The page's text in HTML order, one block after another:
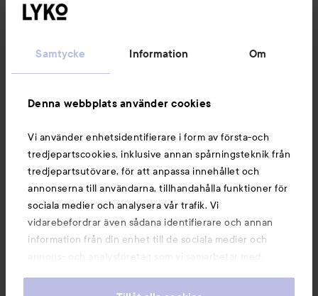
Samtycke Information Om
Denna webbplats använder cookies
Vi använder enhetsidentifierare i form av första-och
tredjepartscookies, inklusive annan spårningsteknik från
tredjepartsutövare, för att anpassa innehållet och
annonserna till användarna, tillhandahålla funktioner för
sociala medier och analysera vår trafik. Vi
vidarebefordrar även sådana identifierare och annan
information från din enhet till de sociala medier och
annons- och analysföretag som vi samarbetar med.
information som du har tillhandahållit eller som de har
Du kanske också gillar